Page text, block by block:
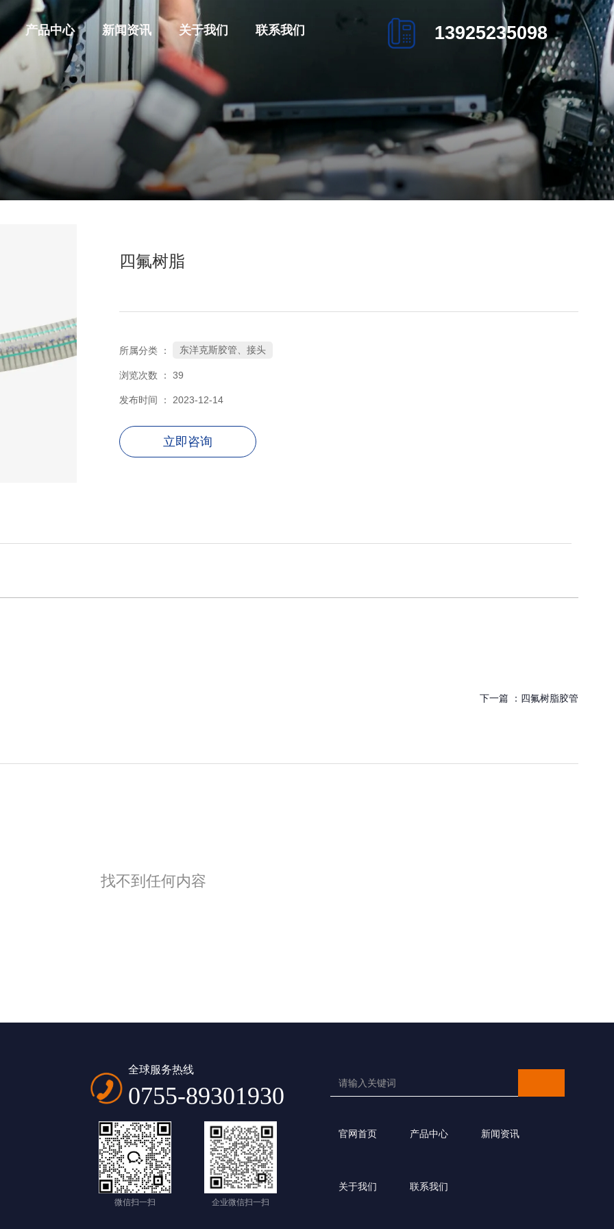
官网首页 热销产品 新闻在线
联系方式 在线留言
产品中心 新闻资讯 关于我们 联系我们 13925235098
四氟树脂
所属分类 ： 东洋克斯胶管、接头
浏览次数 ：39
发布时间 ： 2023-12-14
立即咨询
下一篇 ： 四氟树脂胶管
找不到任何内容
全球服务热线
0755-89301930
微信扫一扫 企业微信扫一扫
官网首页 产品中心 新闻资讯
关于我们 联系我们